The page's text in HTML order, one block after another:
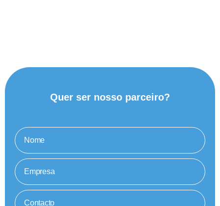
Quer ser nosso parceiro?